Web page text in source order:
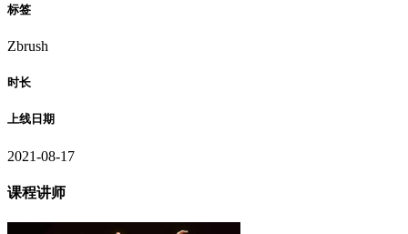
标签
Zbrush
时长
上线日期
2021-08-17
课程讲师